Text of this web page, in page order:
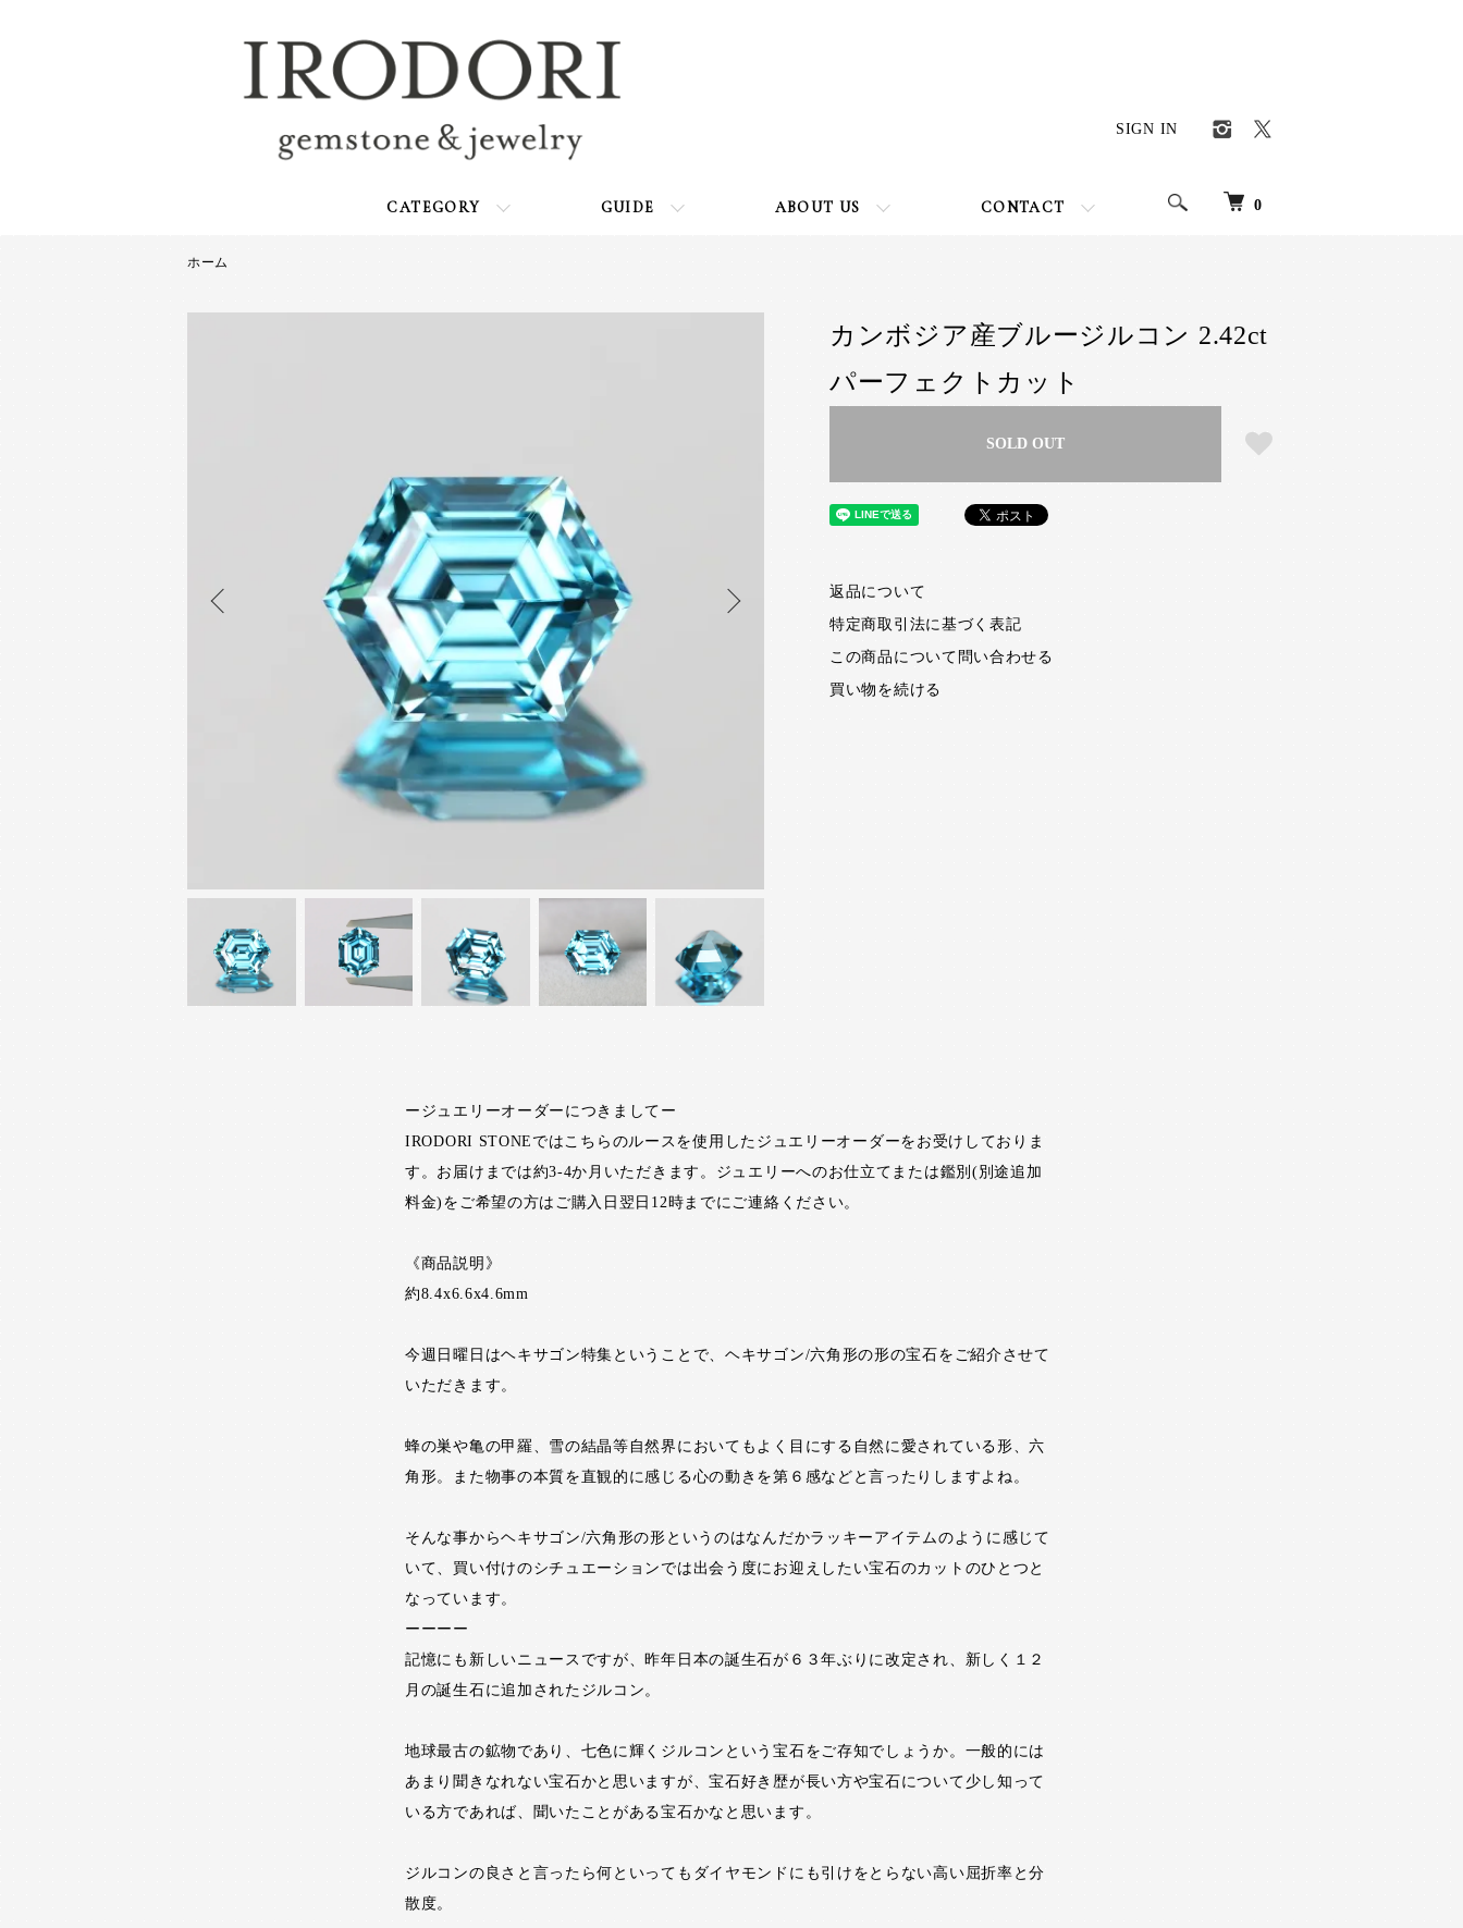
0
CATEGORY GUIDE ABOUT US CONTACT
SIGN IN
ホーム
カンボジア産ブルージルコン 2.42ct
パーフェクトカット
SOLD OUT
返品について
特定商取引法に基づく表記
この商品について問い合わせる
買い物を続ける
ージュエリーオーダーにつきましてー
IRODORI STONEではこちらのルースを使用したジュエリーオーダーをお受けしておりま
す。お届けまでは約3-4か月いただきます。ジュエリーへのお仕立てまたは鑑別(別途追加
料金)をご希望の方はご購入日翌日12時までにご連絡ください。
《商品説明》
約8.4x6.6x4.6mm
今週日曜日はヘキサゴン特集ということで、ヘキサゴン/六角形の形の宝石をご紹介させて
いただきます。
蜂の巣や亀の甲羅、雪の結晶等自然界においてもよく目にする自然に愛されている形、六
角形。また物事の本質を直観的に感じる心の動きを第６感などと言ったりしますよね。
そんな事からヘキサゴン/六角形の形というのはなんだかラッキーアイテムのように感じて
いて、買い付けのシチュエーションでは出会う度にお迎えしたい宝石のカットのひとつと
なっています。
ーーーー
記憶にも新しいニュースですが、昨年日本の誕生石が６３年ぶりに改定され、新しく１２
月の誕生石に追加されたジルコン。
地球最古の鉱物であり、七色に輝くジルコンという宝石をご存知でしょうか。一般的には
あまり聞きなれない宝石かと思いますが、宝石好き歴が長い方や宝石について少し知って
いる方であれば、聞いたことがある宝石かなと思います。
ジルコンの良さと言ったら何といってもダイヤモンドにも引けをとらない高い屈折率と分
散度。